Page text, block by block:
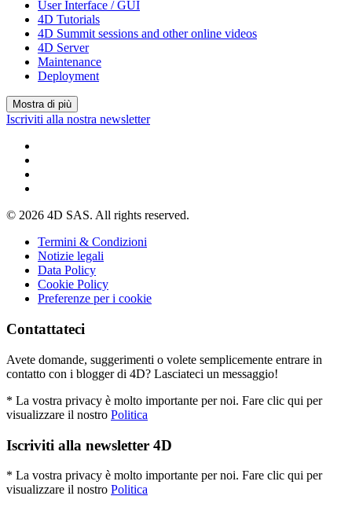
User Interface / GUI
4D Tutorials
4D Summit sessions and other online videos
4D Server
Maintenance
Deployment
Mostra di più
Iscriviti alla nostra newsletter
© 2026 4D SAS. All rights reserved.
Termini & Condizioni
Notizie legali
Data Policy
Cookie Policy
Preferenze per i cookie
Contattateci
Avete domande, suggerimenti o volete semplicemente entrare in
contatto con i blogger di 4D? Lasciateci un messaggio!
* La vostra privacy è molto importante per noi. Fare clic qui per
visualizzare il nostro Politica
Iscriviti alla newsletter 4D
* La vostra privacy è molto importante per noi. Fare clic qui per
visualizzare il nostro Politica